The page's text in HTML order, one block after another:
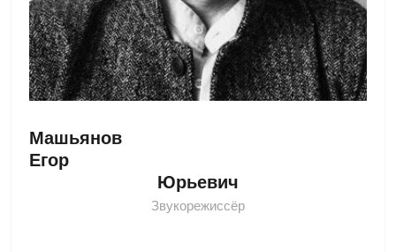
Машьянов
Егор
Юрьевич
Звукорежиссёр